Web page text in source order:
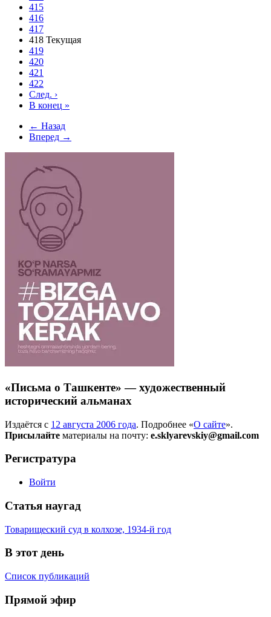
415
416
417
418 Текущая
419
420
421
422
След. ›
В конец »
← Назад
Вперед →
«Письма о Ташкенте» — художественный
исторический альманах
Издаётся с 12 августа 2006 года. Подробнее «О сайте».
Присылайте материалы на почту: e.sklyarevskiy@gmail.com
Регистратура
Войти
Статья наугад
Товарищеский суд в колхозе, 1934-й год
В этот день
Список публикаций
Прямой эфир